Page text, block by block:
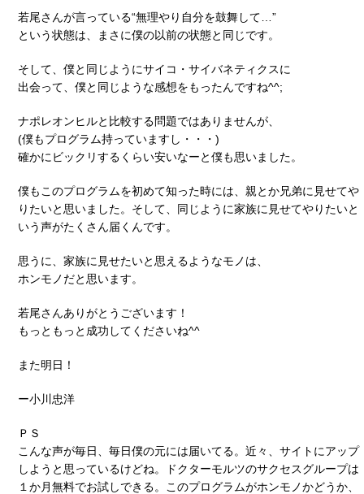
若尾さんが言っている“無理やり自分を鼓舞して…”
という状態は、まさに僕の以前の状態と同じです。
そして、僕と同じようにサイコ・サイバネティクスに
出会って、僕と同じような感想をもったんですね^^;
ナポレオンヒルと比較する問題ではありませんが、
(僕もプログラム持っていますし・・・)
確かにビックリするくらい安いなーと僕も思いました。
僕もこのプログラムを初めて知った時には、親とか兄弟に見せてや
りたいと思いました。そして、同じように家族に見せてやりたいと
いう声がたくさん届くんです。
思うに、家族に見せたいと思えるようなモノは、
ホンモノだと思います。
若尾さんありがとうございます！
もっともっと成功してくださいね^^
また明日！
ー小川忠洋
ＰＳ
こんな声が毎日、毎日僕の元には届いてる。近々、サイトにアップ
しようと思っているけどね。ドクターモルツのサクセスグループは
１か月無料でお試しできる。このプログラムがホンモノかどうか、